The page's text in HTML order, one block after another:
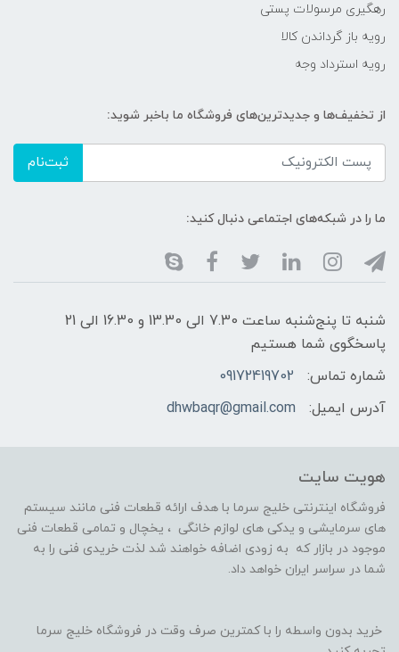
رهگیری مرسولات پستی
رویه باز گرداندن کالا
رویه استرداد وجه
از تخفیف‌ها و جدیدترین‌های فروشگاه ما باخبر شوید:
ثبت‌نام
ما را در شبکه‌های اجتماعی دنبال کنید:
شنبه تا پنج‌شنبه ساعت 7.30 الی 13.30 و 16.30 الی 21
پاسخگوی شما هستیم
شماره تماس:
09172419702
آدرس ایمیل:
dhwbaqr@gmail.com
هویت سایت
فروشگاه اینترنتی خلیج سرما با هدف ارائه قطعات فنی مانند سیستم
های سرمایشی و یدکی های لوازم خانگی ، یخچال و تمامی قطعات فنی
موجود در بازار که به زودی اضافه خواهند شد لذت خریدی فنی را به
شما در سراسر ایران خواهد داد.
خرید بدون واسطه را با کمترین صرف وقت در فروشگاه خلیج سرما